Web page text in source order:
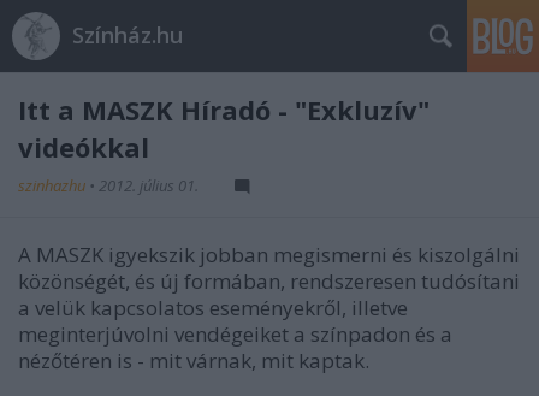
Színház.hu
Itt a MASZK Híradó - "Exkluzív"
videókkal
szinhazhu • 2012. július 01.
A MASZK igyekszik jobban megismerni és kiszolgálni
közönségét, és új formában, rendszeresen tudósítani
a velük kapcsolatos eseményekről, illetve
meginterjúvolni vendégeiket a színpadon és a
nézőtéren is - mit várnak, mit kaptak.